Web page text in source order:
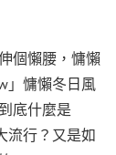
個懶腰，慵懶
」慵懶冬日風
底什麼是
流行？又是如